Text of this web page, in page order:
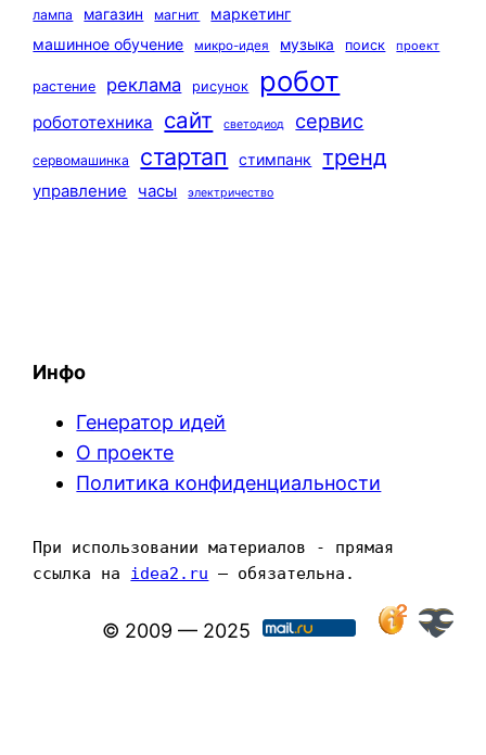
лампа
магазин магнит
маркетинг
машинное обучение
микро-идея музыка поиск проект
растение реклама рисунок робот
робототехника сайт светодиод сервис
сервомашинка стартап стимпанк тренд
управление часы электричество
Инфо
Генератор идей
О проекте
Политика конфиденциальности
При использовании материалов - прямая
ссылка на idea2.ru — обязательна.
© 2009 — 2025